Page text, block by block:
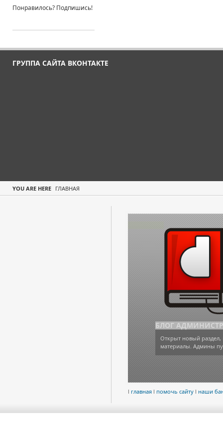
Понравилось? Подпишись!
ГРУППА САЙТА ВКОНТАКТЕ
YOU ARE HERE ГЛАВНАЯ
БЛОГ
Открыт новый раздел,
материалы. Админы
l главная l помочь сайту l наши